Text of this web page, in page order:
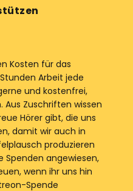
Kosten für das
Arbeit jede
und kostenfrei,
Aus Zuschriften wissen
Hörer gibt, die uns
damit wir auch in
produzieren
Spenden angewiesen,
wenn ihr uns hin
Spende